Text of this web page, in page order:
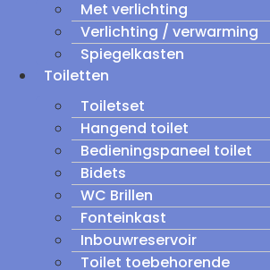
Met verlichting
Verlichting / verwarming
Spiegelkasten
Toiletten
Toiletset
Hangend toilet
Bedieningspaneel toilet
Bidets
WC Brillen
Fonteinkast
Inbouwreservoir
Toilet toebehorende